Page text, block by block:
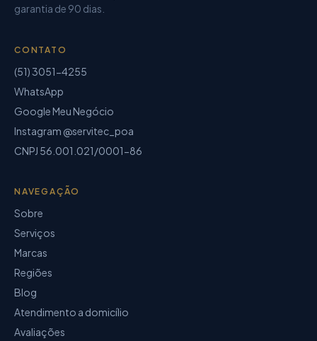
garantia de 90 dias
CONTATO
(51) 3051-4255
WhatsApp
Google Meu Negócio
Instagram @servitec_poa
CNPJ 56.001.021/0001-86
NAVEGAÇÃO
Sobre
Serviços
Marcas
Regiões
Blog
Atendimento a domicílio
Avaliações